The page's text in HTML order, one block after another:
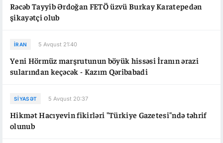
Rəcəb Tayyib Ərdoğan FETÖ üzvü Burkay Karatepedən
şikayətçi olub
İRAN 5 Avqust 21:40
Yeni Hörmüz marşrutunun böyük hissəsi İranın ərazi
sularından keçəcək - Kazım Qəribabadi
SIYASƏT 5 Avqust 20:37
Hikmət Hacıyevin fikirləri "Türkiye Gazetesi"ndə təhrif
olunub